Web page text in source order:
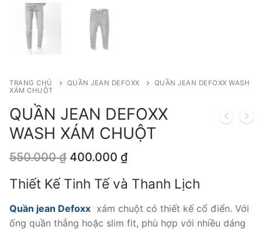
TRANG CHỦ QUẦN JEAN DEFOXX
QUẦN JEAN DEFOXX WASH
XÁM CHUỘT
QUẦN JEAN DEFOXX
WASH XÁM CHUỘT
550.000₫ Giá
là:
550.000 ₫.
400.000 ₫Giá
tại
là:
400.000 ₫.
Thiết Kế Tinh Tế và Thanh Lịch
Quần jean Defoxx xám chuột có thiết kế cổ điển. Với
ống quần thẳng hoặc slim fit, phù hợp với nhiều dáng